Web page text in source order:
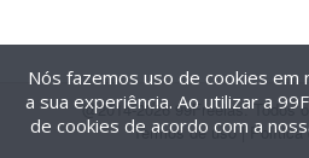
@2014-2026 99Freelas. Todos
Termos de uso| Política
Nós fazemos uso de cookies
a sua experiência. Ao utilizar a
de cookies de acordo com a